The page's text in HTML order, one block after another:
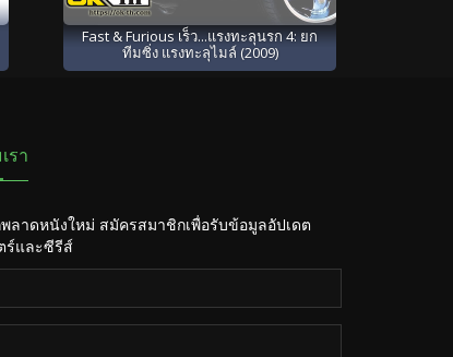
Fast & Furious เร็ว...แรงทะลุนรก 4: ยก
ทีมซิ่ง แรงทะลุไมล์ (2009)
รา
ลาดหนังใหม่ สมัครสมาชิกเพื่อรับข้อมูลอัปเดต
ร์และซีรีส์